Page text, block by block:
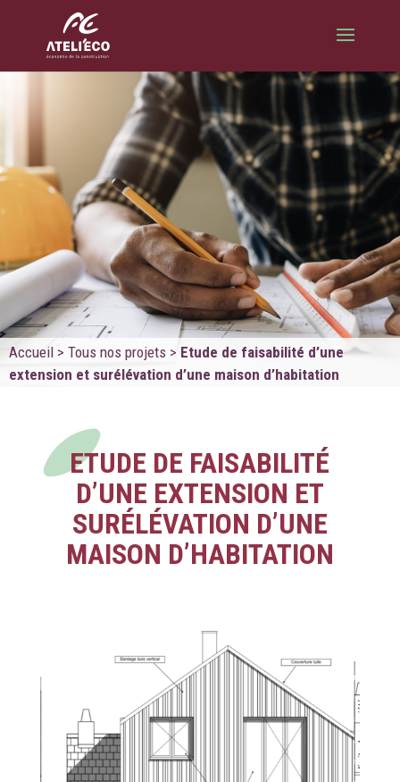
Accueil > Tous nos projets > Etude de faisabilité d’une
extension et surélévation d’une maison d’habitation
ETUDE DE FAISABILITÉ
D’UNE EXTENSION ET
SURÉLÉVATION D’UNE
MAISON D’HABITATION